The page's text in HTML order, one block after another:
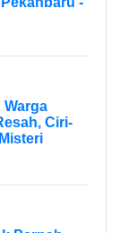
Warga
Ciri-